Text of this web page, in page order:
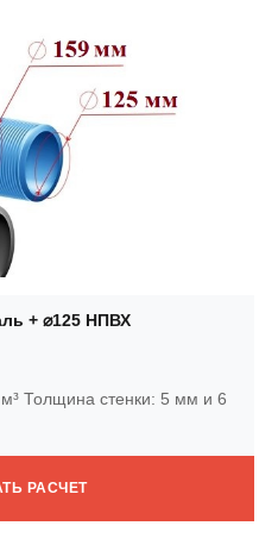
+ ⌀125 НПВХ
Толщина стенки: 5 мм и 6
РАСЧЕТ